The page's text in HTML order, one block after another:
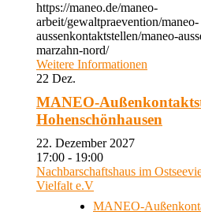
https://maneo.de/maneo-
arbeit/gewaltpraevention/maneo-
aussenkontaktstellen/maneo-
marzahn-nord/
Weitere Informationen
22 Dez.
MANEO-
Hohenschönhausen
22. Dezember 2027
17:00 - 19:00
Nachbarschaftshaus im
Vielfalt e.V
MANEO-